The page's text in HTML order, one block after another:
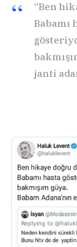
“Ben
Babamı
janti